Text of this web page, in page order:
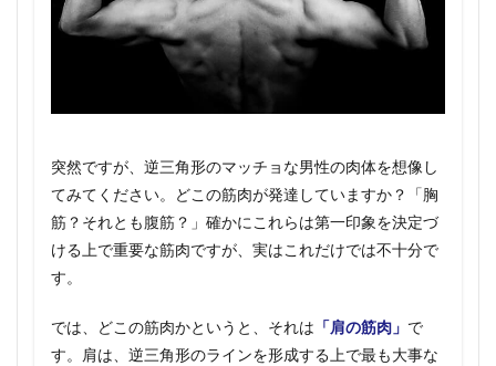
突然ですが、逆三角形のマッチョな男性の肉体を想像し
てみてください。どこの筋肉が発達していますか？「胸
筋？それとも腹筋？」確かにこれらは第一印象を決定づ
ける上で重要な筋肉ですが、実はこれだけでは不十分で
す。
では、どこの筋肉かというと、それは 「肩の筋肉」 で
す。肩は、逆三角形のラインを形成する上で最も大事な